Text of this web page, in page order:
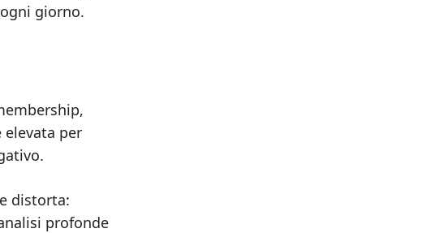
giorno.
per
distorta:
profonde